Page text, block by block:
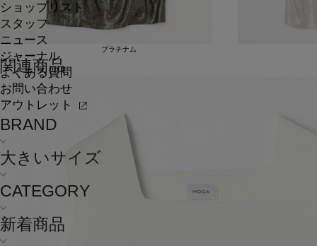
ショップリスト
スタッフ
ニュース
ジャーナル
よくある質問
お問い合わせ
アウトレット
BRAND
大きいサイズ
CATEGORY
新着商品
プラチナム
関連商品